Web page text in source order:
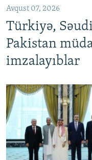
Avqust 07, 2026
Türkiyə,
Pakistan
imzalayıblar